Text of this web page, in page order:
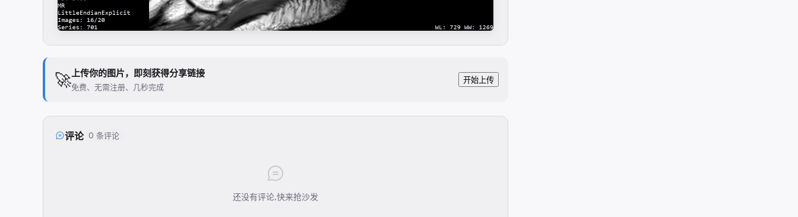
🚀上传你的图片，即刻获得分享链接
免费、无需注册、几秒完成
开始上传
评论 0 条评论
还没有评论,快来抢沙发